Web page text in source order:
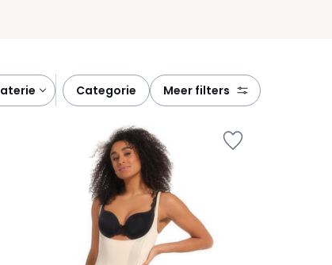
materie categorie meer filters